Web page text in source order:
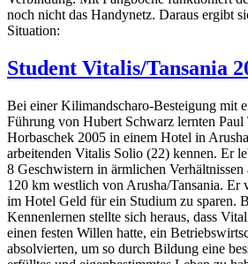
noch nicht das Handynetz. Daraus ergibt
Situation:
Student Vitalis/Tansania
Bei einer Kilimandscharo-Besteigung mit
Führung von Hubert Schwarz lernten
Horbaschek 2005 in einem Hotel in
arbeitenden Vitalis Solio (22) kennen. Er
8 Geschwistern in ärmlichen
120 km westlich von Arusha/Tansania. Er
im Hotel Geld für ein Studium zu sparen.
Kennenlernen stellte sich heraus, dass
einen festen Willen hatte, ein
absolvierten, um so durch Bildung eine